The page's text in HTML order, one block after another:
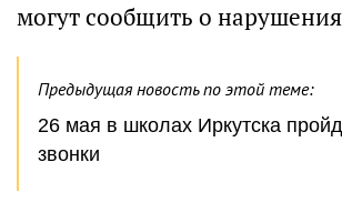
могут сообщить о
Предыдущая новость по этой теме:
26 мая в школах Иркутска
звонки